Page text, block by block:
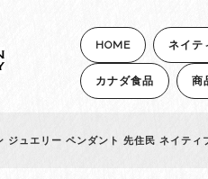
HOME ネイテ
カナダ食品 商
ジュエリー ペンダント 先住民 ネイテ